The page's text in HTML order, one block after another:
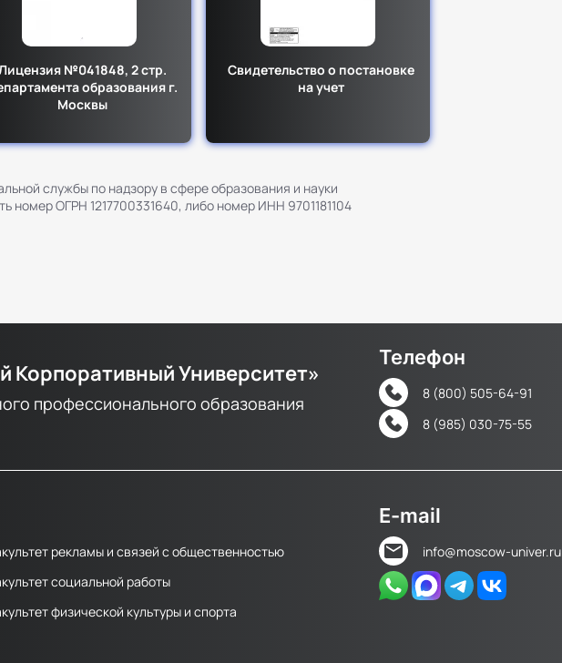
№041848, 2 стр.
образования г.
Москвы
Свидетельство о постановке
на учет
службы по надзору в сфере образования и науки
номер ОГРН 1217700331640, либо номер ИНН 9701181104
Корпоративный Университет»
профессионального образования
Телефон
8 (800) 505-64-91
8 (985) 030-75-55
рекламы и связей с общественностью
социальной работы
физической культуры и спорта
E-mail
info@moscow-univer.ru